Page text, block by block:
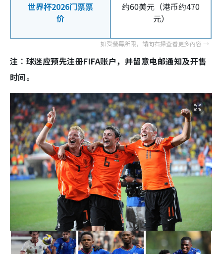
世界杯2026门票票
价
约60美元（港币约470
元）
注︰球迷应预先注册FIFA账户，并留意电邮通知及开售
时间。